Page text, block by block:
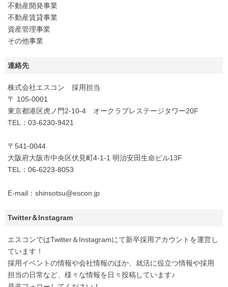
不動産開発事業
不動産賃貸事業
資産管理事業
その他事業
連絡先
株式会社エスコン 採用担当
〒 105-0001
東京都港区虎ノ門2-10-4 オークラプレステージタワー20F
TEL：03-6230-9421
〒541-0044
大阪府大阪市中央区伏見町4-1-1 明治安田生命ビル13F
TEL：06-6223-8053
E-mail：shinsotsu@escon.jp
Twitter＆Instagram
エスコンではTwitter＆Instagramにて新卒採用アカウントを運営し
ています！
採用イベントの情報や会社情報のほか、就活に役立つ情報や採用
担当の日常など、様々な情報を日々投稿しています♪